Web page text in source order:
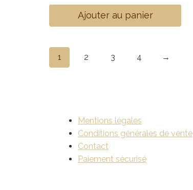
Ajouter au panier
1 2 3 4 →
Mentions légales
Conditions générales de vente
Contact
Paiement sécurisé